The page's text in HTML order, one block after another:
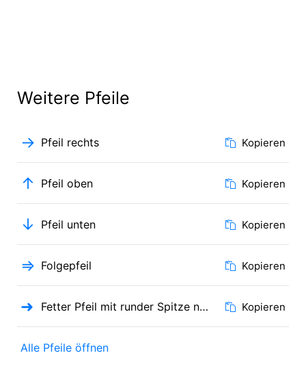
Weitere Pfeile
→ Pfeil rechts Kopieren
↑ Pfeil oben Kopieren
↓ Pfeil unten Kopieren
⇒ Folgepfeil Kopieren
➜ Fetter Pfeil mit runder Spitze nach rechts Kopieren
Alle Pfeile öffnen